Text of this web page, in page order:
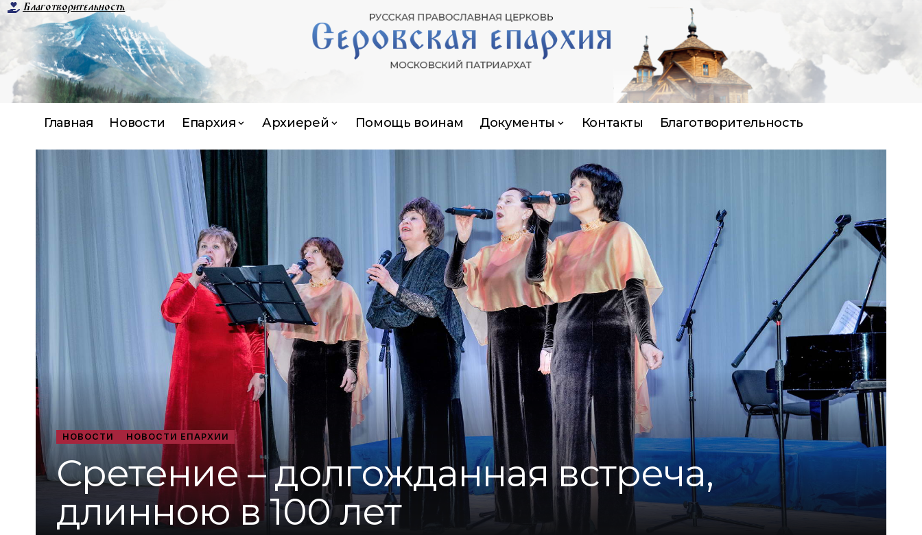
Благотворительность
Главная Новости Епархия Архиерей Помощь воинам Документы Контакты Благотворительность
НОВОСТИ НОВОСТИ ЕПАРХИИ
Сретение – долгожданная встреча,
длинною в 100 лет